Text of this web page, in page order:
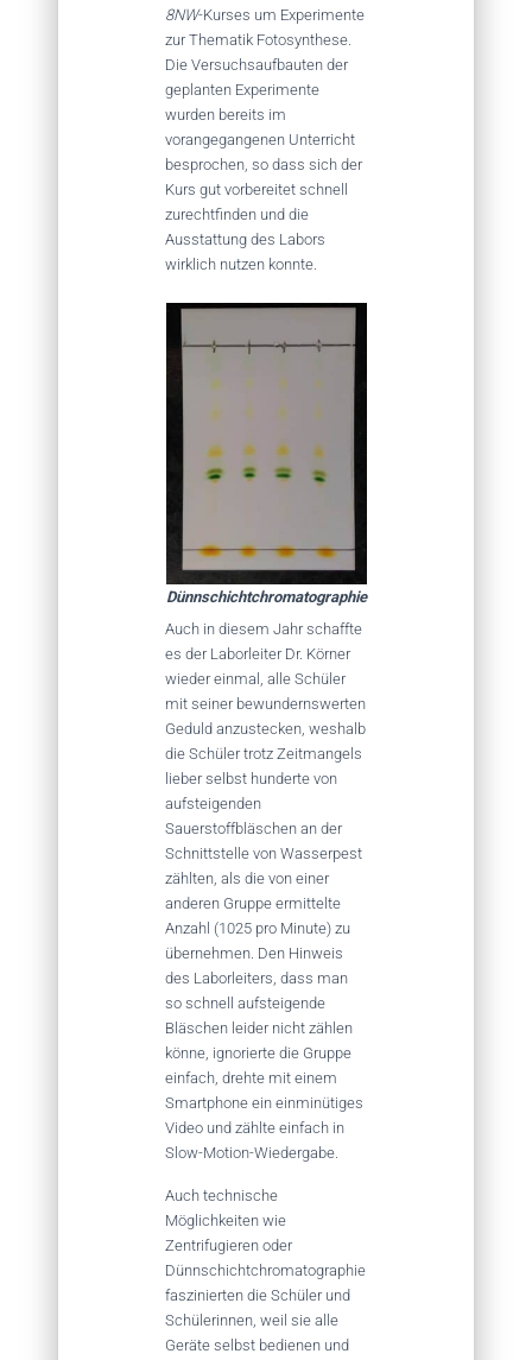
8NW-Kurses um Experimente
zur Thematik Fotosynthese.
Die Versuchsaufbauten der
geplanten Experimente
wurden bereits im
vorangegangenen Unterricht
besprochen, so dass sich der
Kurs gut vorbereitet schnell
zurechtfinden und die
Ausstattung des Labors
wirklich nutzen konnte.
Dünnschichtchromatographie
Auch in diesem Jahr schaffte
es der Laborleiter Dr. Körner
wieder einmal, alle Schüler
mit seiner bewundernswerten
Geduld anzustecken, weshalb
die Schüler trotz Zeitmangels
lieber selbst hunderte von
aufsteigenden
Sauerstoffbläschen an der
Schnittstelle von Wasserpest
zählten, als die von einer
anderen Gruppe ermittelte
Anzahl (1025 pro Minute) zu
übernehmen. Den Hinweis
des Laborleiters, dass man
so schnell aufsteigende
Bläschen leider nicht zählen
könne, ignorierte die Gruppe
einfach, drehte mit einem
Smartphone ein einminütiges
Video und zählte einfach in
Slow-Motion-Wiedergabe.
Auch technische
Möglichkeiten wie
Zentrifugieren oder
Dünnschichtchromatographie
faszinierten die Schüler und
Schülerinnen, weil sie alle
Geräte selbst bedienen und